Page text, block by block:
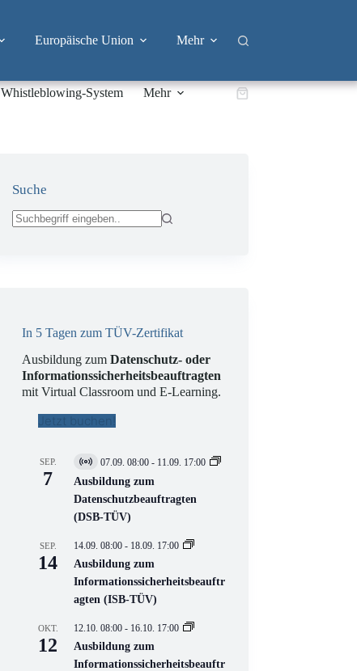
Europäische Union Mehr
Whistleblowing-System Mehr Warenkorb
Suche
In 5 Tagen zum TÜV-Zertifikat
Ausbildung zumDatenschutz- oder
Informationssicherheitsbeauftragten
mit Virtual Classroom und E-Learning.
Jetzt buchen!
SEP.
7
V
i
t
u
l
V
e
r
n
s
t
a
07.09. 08:00 - 11.09. 17:00
Ausbildung zum
Datenschutzbeauftragten
(DSB-TÜV)
SEP.
14
14.09. 08:00 - 18.09. 17:00
Ausbildung zum
Informationssicherheitsbeauftr
agten (ISB-TÜV)
OKT.
12
12.10. 08:00 - 16.10. 17:00
Ausbildung zum
Informationssicherheitsbeauftr